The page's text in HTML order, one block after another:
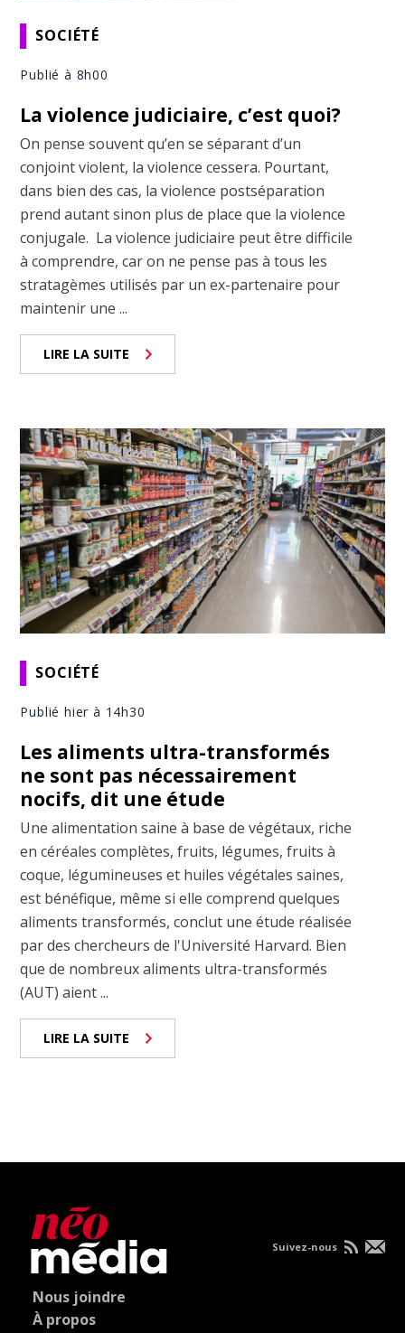
SOCIÉTÉ
Publié à 8h00
La violence judiciaire, c’est quoi?
On pense souvent qu’en se séparant d’un
conjoint violent, la violence cessera. Pourtant,
dans bien des cas, la violence postséparation
prend autant sinon plus de place que la violence
conjugale. La violence judiciaire peut être difficile
à comprendre, car on ne pense pas à tous les
stratagèmes utilisés par un ex-partenaire pour
maintenir une ...
LIRE LA SUITE
SOCIÉTÉ
Publié hier à 14h30
Les aliments ultra-transformés
ne sont pas nécessairement
nocifs, dit une étude
Une alimentation saine à base de végétaux, riche
en céréales complètes, fruits, légumes, fruits à
coque, légumineuses et huiles végétales saines,
est bénéfique, même si elle comprend quelques
aliments transformés, conclut une étude réalisée
par des chercheurs de l'Université Harvard. Bien
que de nombreux aliments ultra-transformés
(AUT) aient ...
LIRE LA SUITE
Nous joindre
À propos
Suivez-nous